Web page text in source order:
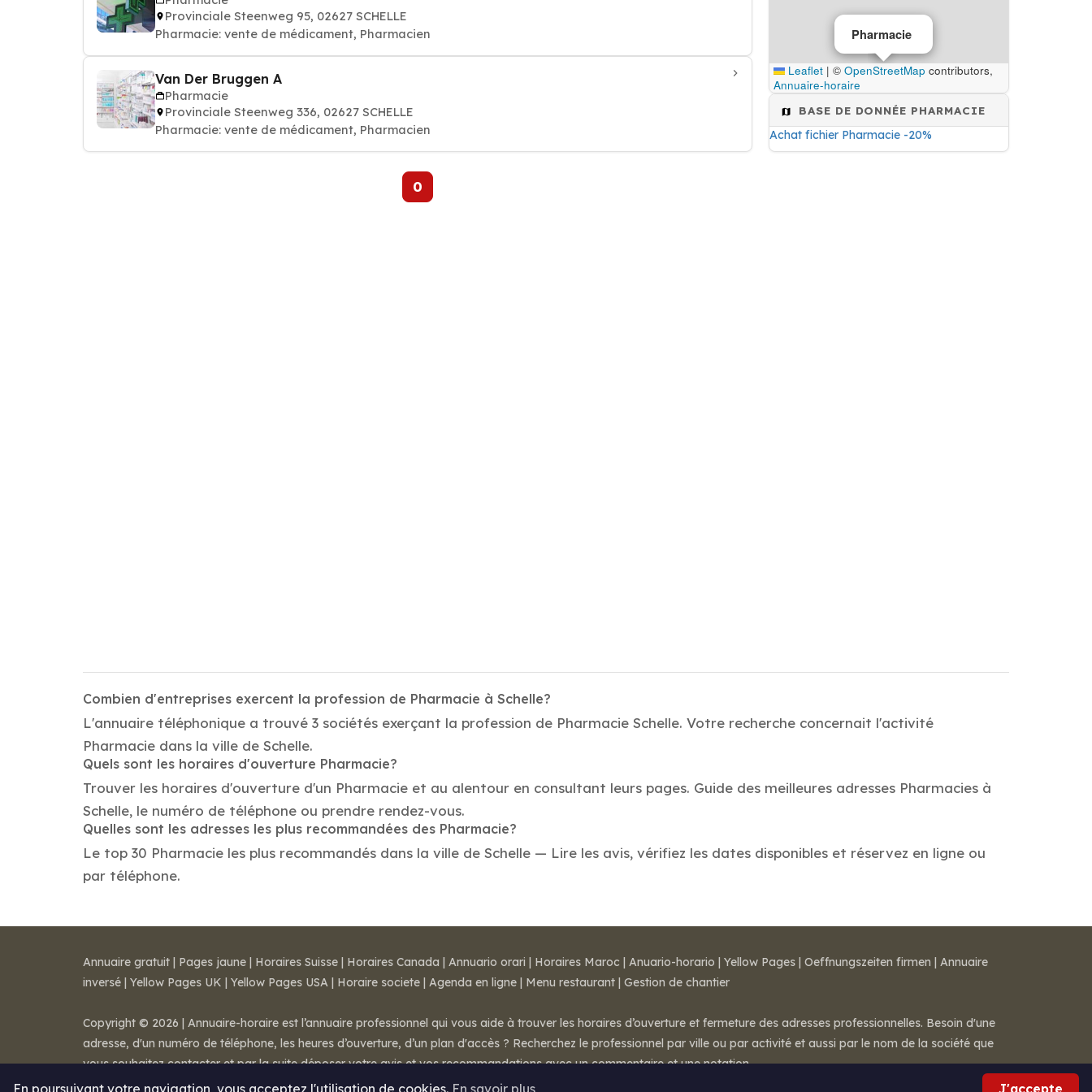
Provinciale Steenweg 95, 02627 SCHELLE
Pharmacie: vente de médicament, Pharmacien
Van Der Bruggen A
Pharmacie
Provinciale Steenweg 336, 02627 SCHELLE
Pharmacie: vente de médicament, Pharmacien
0
Pharmacie
Leaflet | © OpenStreetMap contributors,
Annuaire-horaire
BASE DE DONNÉE PHARMACIE
Achat fichier Pharmacie -20%
Combien d'entreprises exercent la profession de Pharmacie à Schelle?
L'annuaire téléphonique a trouvé 3 sociétés exerçant la profession de Pharmacie Schelle. Votre recherche concernait l'activité
Pharmacie dans la ville de Schelle.
Quels sont les horaires d'ouverture Pharmacie?
Trouver les horaires d'ouverture d'un Pharmacie et au alentour en consultant leurs pages. Guide des meilleures adresses Pharmacies à
Schelle, le numéro de téléphone ou prendre rendez-vous.
Quelles sont les adresses les plus recommandées des Pharmacie?
Le top 30 Pharmacie les plus recommandés dans la ville de Schelle — Lire les avis, vérifiez les dates disponibles et réservez en ligne ou
par téléphone.
En poursuivant votre navigation, vous acceptez l'utilisation de cookies. En savoir plus J'accepte
Annuaire gratuit | Pages jaune | Horaires Suisse | Horaires Canada | Annuario orari | Horaires Maroc | Anuario-horario | Yellow Pages | Oeffnungszeiten firmen | Annuaire
inversé | Yellow Pages UK | Yellow Pages USA | Horaire societe | Agenda en ligne | Menu restaurant | Gestion de chantier
Copyright © 2026 | Annuaire-horaire est l’annuaire professionnel qui vous aide à trouver les horaires d’ouverture et fermeture des adresses professionnelles. Besoin d'une
adresse, d'un numéro de téléphone, les heures d’ouverture, d’un plan d'accès ? Recherchez le professionnel par ville ou par activité et aussi par le nom de la société que
vous souhaitez contacter et par la suite déposer votre avis et vos recommandations avec un commentaire et une notation.
Mentions légales-Conditions de ventes- Contact